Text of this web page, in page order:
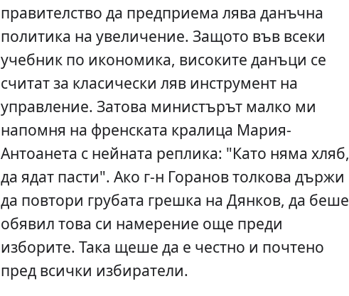
правителство да предприема лява данъчна
политика на увеличение. Защото във всеки
учебник по икономика, високите данъци се
считат за класически ляв инструмент на
управление. Затова министърът малко ми
напомня на френската кралица Мария-
Антоанета с нейната реплика: "Като няма хляб,
да ядат пасти". Ако г-н Горанов толкова държи
да повтори грубата грешка на Дянков, да беше
обявил това си намерение още преди
изборите. Така щеше да е честно и почтено
пред всички избиратели.